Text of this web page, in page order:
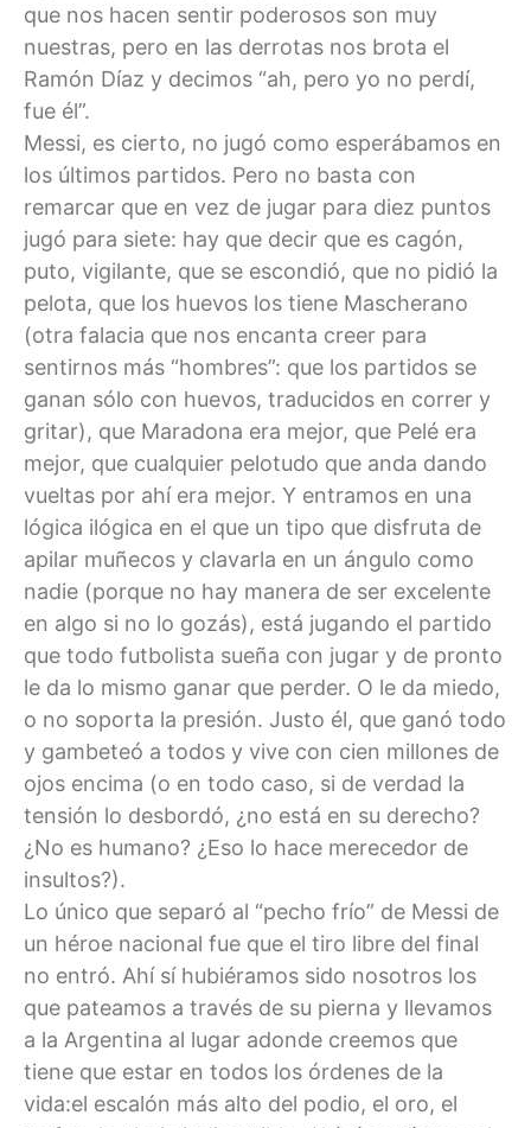
que nos hacen sentir poderosos son muy
nuestras, pero en las derrotas nos brota el
Ramón Díaz y decimos “ah, pero yo no perdí,
fue él”.
Messi, es cierto, no jugó como esperábamos en
los últimos partidos. Pero no basta con
remarcar que en vez de jugar para diez puntos
jugó para siete: hay que decir que es cagón,
puto, vigilante, que se escondió, que no pidió la
pelota, que los huevos los tiene Mascherano
(otra falacia que nos encanta creer para
sentirnos más “hombres”: que los partidos se
ganan sólo con huevos, traducidos en correr y
gritar), que Maradona era mejor, que Pelé era
mejor, que cualquier pelotudo que anda dando
vueltas por ahí era mejor. Y entramos en una
lógica ilógica en el que un tipo que disfruta de
apilar muñecos y clavarla en un ángulo como
nadie (porque no hay manera de ser excelente
en algo si no lo gozás), está jugando el partido
que todo futbolista sueña con jugar y de pronto
le da lo mismo ganar que perder. O le da miedo,
o no soporta la presión. Justo él, que ganó todo
y gambeteó a todos y vive con cien millones de
ojos encima (o en todo caso, si de verdad la
tensión lo desbordó, ¿no está en su derecho?
¿No es humano? ¿Eso lo hace merecedor de
insultos?).
Lo único que separó al “pecho frío” de Messi de
un héroe nacional fue que el tiro libre del final
no entró. Ahí sí hubiéramos sido nosotros los
que pateamos a través de su pierna y llevamos
a la Argentina al lugar adonde creemos que
tiene que estar en todos los órdenes de la
vida:el escalón más alto del podio, el oro, el